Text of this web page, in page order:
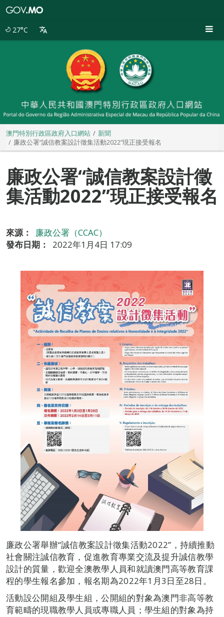
27°C
澳門特別行政區政府入口網站
新聞
廉政公署“誠信教案設計徵集活動2022”現正接受報名
廉政公署“誠信教案設計徵
集活動2022”現正接受報名
來源：
廉政公署（CCAC）
發布日期：
2022年1月4日 17:09
廉政公署舉辦“誠信教案設計徵集活動2022”，持續推動
社會關注誠信教育，促進教育專業交流及提升誠信教學
設計的質量，歡迎全澳教學人員和就讀澳門高等教育課
程的學生報名參加，報名期為2022年1月3日至28日。
活動設公開組及學生組，公開組的對象為澳門非高等教
育範疇的現職教學人員或專職人員；學生組的對象為持